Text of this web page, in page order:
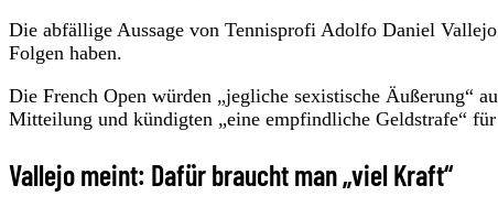
Die abfällige Aussage von Tennisprofi Adolfo Daniel
Folgen haben.
Die French Open würden „jegliche sexistische Äußerung“
Mitteilung und kündigten „eine empfindliche Geldstrafe“
Vallejo meint: Dafür braucht man „viel Kraft“